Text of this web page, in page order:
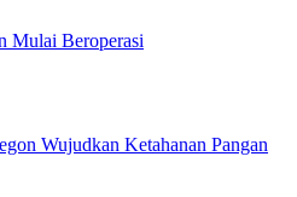
Mulai Beroperasi
Wujudkan Ketahanan Pangan